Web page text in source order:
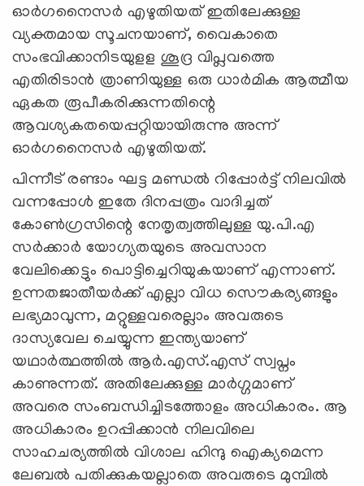
ഓര്‍ഗനൈസര്‍ എഴുതിയത് ഇതിലേക്കുള്ള
വ്യക്തമായ സൂചനയാണ്, വൈകാതെ
സംഭവിക്കാനിടയുളള ശൂദ്ര വിപ്ലവത്തെ
എതിരിടാന്‍ ത്രാണിയുള്ള ഒരു ധാര്‍മിക ആത്മീയ
ഏകത രൂപീകരിക്കുന്നതിന്റെ
ആവശ്യകതയെപ്പറ്റിയായിരുന്നു അന്ന്
ഓര്‍ഗനൈസര്‍ എഴുതിയത്.
പിന്നീട് രണ്ടാം ഘട്ട മണ്ഡല്‍ റിപ്പോര്‍ട്ട് നിലവില്‍
വന്നപ്പോള്‍ ഇതേ ദിനപ്പത്രം വാദിച്ചത്
കോണ്‍ഗ്രസിന്റെ നേതൃത്വത്തിലുള്ള യു.പി.എ
സര്‍ക്കാര്‍ യോഗ്യതയുടെ അവസാന
വേലിക്കെട്ടും പൊട്ടിച്ചെറിയുകയാണ് എന്നാണ്.
ഉന്നതജാതീയര്‍ക്ക് എല്ലാ വിധ സൌകര്യങ്ങളും
ലഭ്യമാവുന്ന, മറ്റുള്ളവരെല്ലാം അവരുടെ
ദാസ്യവേല ചെയ്യുന്ന ഇന്ത്യയാണ്
യഥാര്‍ത്ഥത്തില്‍ ആര്‍.എസ്.എസ് സ്വപ്നം
കാണുന്നത്. അതിലേക്കുള്ള മാര്‍ഗ്ഗമാണ്
അവരെ സംബന്ധിച്ചിടത്തോളം അധികാരം. ആ
അധികാരം ഉറപ്പിക്കാന്‍ നിലവിലെ
സാഹചര്യത്തില്‍ വിശാല ഹിന്ദു ഐക്യമെന്ന
ലേബല്‍ പതിക്കുകയല്ലാതെ അവരുടെ മുമ്പില്‍